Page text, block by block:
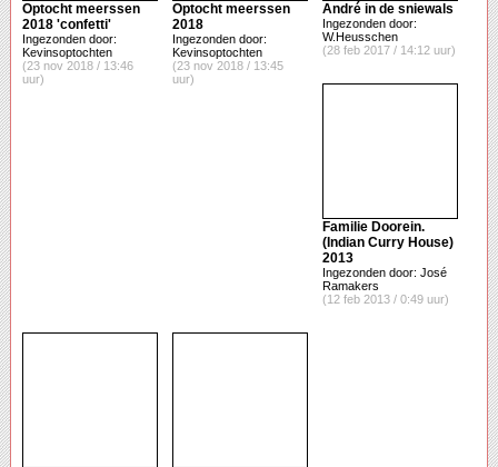
Optocht meerssen
2018 'confetti'
Ingezonden door:
Kevinsoptochten
(23 nov 2018 / 13:46
uur)
Optocht meerssen
2018
Ingezonden door:
Kevinsoptochten
(23 nov 2018 / 13:45
uur)
André in de sniewals
Ingezonden door:
W.Heusschen
(28 feb 2017 / 14:12 uur)
Familie Doorein.
(Indian Curry House)
2013
Ingezonden door: José
Ramakers
(12 feb 2013 / 0:49 uur)